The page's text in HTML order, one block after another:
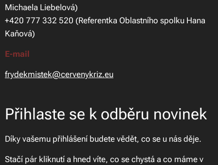
Michaela Liebelová)
+420 777 332 520 (Referentka Oblastního spolku Hana
Kaňová)
E-mail
frydekmistek@cervenykriz.eu
Přihlaste se k odběru novinek
Díky vašemu přihlášení budete vědět, co se u nás děje.
Stačí pár kliknutí a hned víte, co se chystá a co máme v